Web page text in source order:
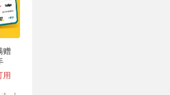
赠
用